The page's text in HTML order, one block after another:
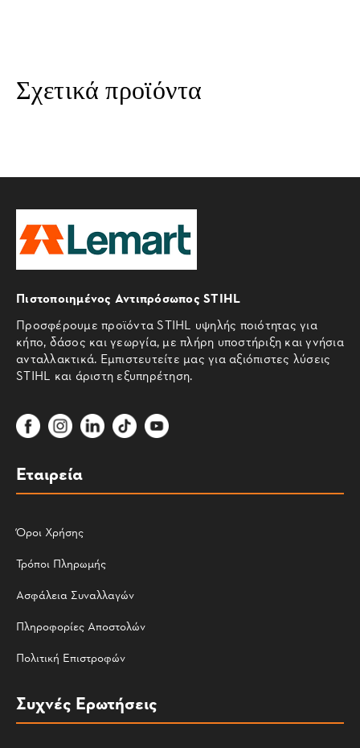
Σχετικά προϊόντα
Πιστοποιημένος Αντιπρόσωπος STIHL
Προσφέρουμε προϊόντα STIHL υψηλής ποιότητας για
κήπο, δάσος και γεωργία, με πλήρη υποστήριξη και γνήσια
ανταλλακτικά. Εμπιστευτείτε μας για αξιόπιστες λύσεις
STIHL και άριστη εξυπηρέτηση.
Εταιρεία
Όροι Χρήσης
Τρόποι Πληρωμής
Ασφάλεια Συναλλαγών
Πληροφορίες Αποστολών
Πολιτική Επιστροφών
Συχνές Ερωτήσεις